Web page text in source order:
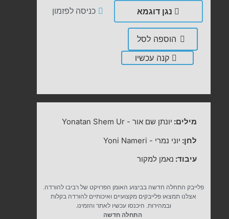
נגן דוגמא כניסה לפזמון
הוספה לסל
קנה עכשיו
מילים: יונתן שם אור -
Yonatan Shem Ur
לחן: יוני נמרי -
Yoni Nameri
עיבוד: נאמן למקור
פלייבק התחלה חדשה בביצוע האומן הפרויקט של רביבו להורדה.
אצלנו תמצאו פלייבקים מקצועיים ואיכותיים להורדה בקלות
ובמהירות. היכנסו עכשיו לאתר והזמינו.
התחלה חדשה